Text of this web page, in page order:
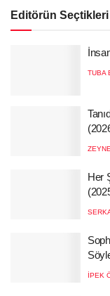
Editörün Seçtikleri
TUBA
Her
İPEK